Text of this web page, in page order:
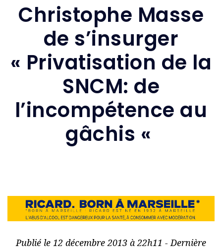
Christophe Masse
de s’insurger
« Privatisation de la
SNCM: de
l’incompétence au
gâchis «
Publié le 12 décembre 2013 à 22h11 - Dernière